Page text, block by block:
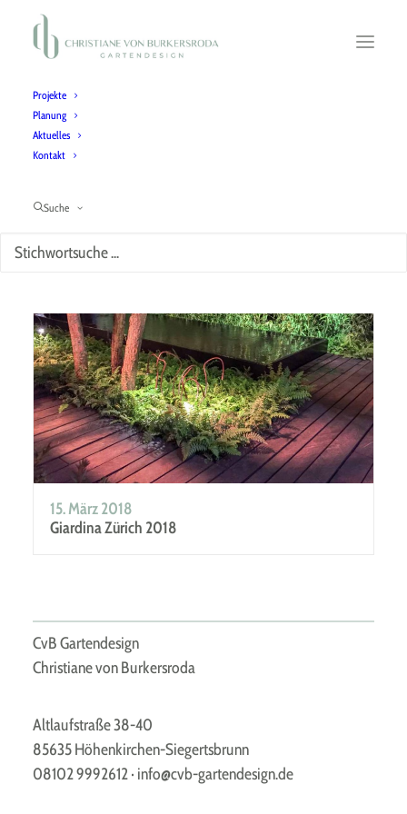
Projekte
Planung
Aktuelles
Kontakt
Suche
15. März 2018
Giardina Zürich 2018
CvB Gartendesign
Christiane von Burkersroda
Altlaufstraße 38-40
85635 Höhenkirchen-Siegertsbrunn
08102 9992612· info@cvb-gartendesign.de